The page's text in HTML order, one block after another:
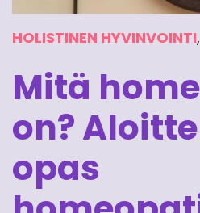
HOLISTINEN HYVINVOINTI,
Mitä
on?
opas